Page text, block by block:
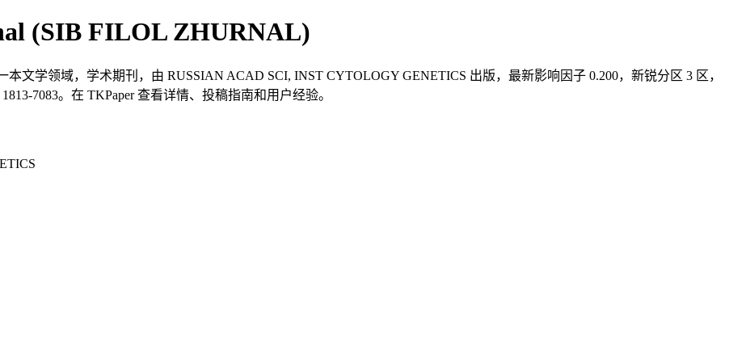
(SIB FILOL ZHURNAL)
文学领域，学术期刊，由 RUSSIAN ACAD SCI, INST CYTOLOGY GENETICS 出版，最新影响因子 0.200，新锐分区 3 区，
7083。在 TKPaper 查看详情、投稿指南和用户经验。